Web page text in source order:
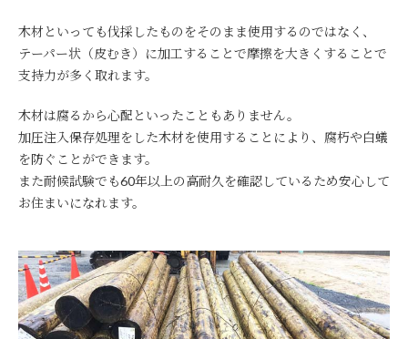
木材といっても伐採したものをそのまま使用するのではなく、
テーパー状（皮むき）に加工することで摩擦を大きくすることで
支持力が多く取れます。
木材は腐るから心配といったこともありません。
加圧注入保存処理をした木材を使用することにより、腐朽や白蟻
を防ぐことができます。
また耐候試験でも60年以上の高耐久を確認しているため安心して
お住まいになれます。